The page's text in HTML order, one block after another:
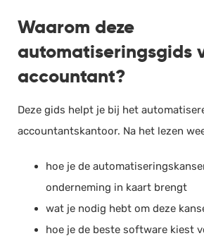
Helpdesk
Waarom deze
automatiseringsgids
accountant?
Deze gids helpt je bij het
accountantskantoor. Na het lezen
hoe je de
onderneming in kaart brengt
wat je nodig hebt om deze
hoe je de beste software kiest